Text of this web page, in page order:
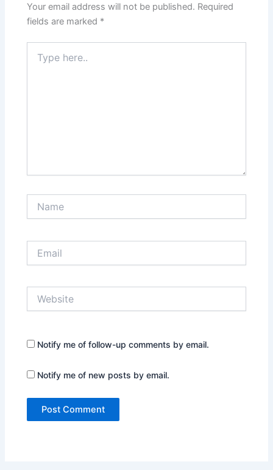
Your email address will not be published. Required
fields are marked *
here..
Notify me of follow-up comments by email.
Notify me of new posts by email.